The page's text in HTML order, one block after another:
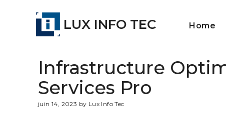
LUX INFO TEC Home
Infrastructure
Services Pro
juin 14, 2023 by Lux Info Tec